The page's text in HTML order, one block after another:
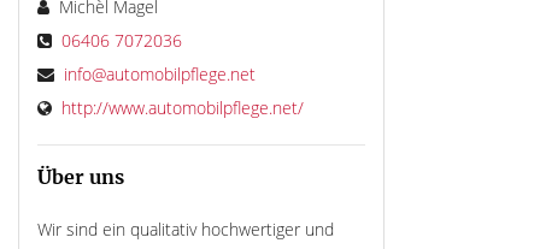
Michèl Magel
06406 7072036
info@automobilpflege.net
http://www.automobilpflege.net/
Über uns
Wir sind ein qualitativ hochwertiger und